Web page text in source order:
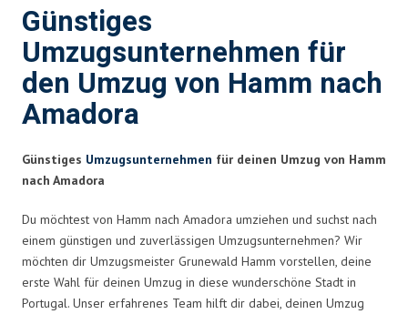
Günstiges
Umzugsunternehmen für
den Umzug von Hamm nach
Amadora
Günstiges Umzugsunternehmen für deinen Umzug von Hamm
nach Amadora
Du möchtest von Hamm nach Amadora umziehen und suchst nach
einem günstigen und zuverlässigen Umzugsunternehmen? Wir
möchten dir Umzugsmeister Grunewald Hamm vorstellen, deine
erste Wahl für deinen Umzug in diese wunderschöne Stadt in
Portugal. Unser erfahrenes Team hilft dir dabei, deinen Umzug